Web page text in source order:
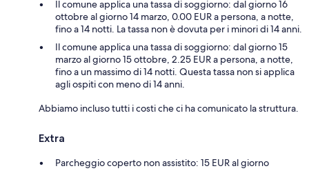
Il comune applica una tassa di soggiorno: dal giorno 16
ottobre al giorno 14 marzo, 0.00 EUR a persona, a notte,
fino a 14 notti. La tassa non è dovuta per i minori di 14 anni.
Il comune applica una tassa di soggiorno: dal giorno 15
marzo al giorno 15 ottobre, 2.25 EUR a persona, a notte,
fino a un massimo di 14 notti. Questa tassa non si applica
agli ospiti con meno di 14 anni.
Abbiamo incluso tutti i costi che ci ha comunicato la struttura.
Extra
Parcheggio coperto non assistito: 15 EUR al giorno